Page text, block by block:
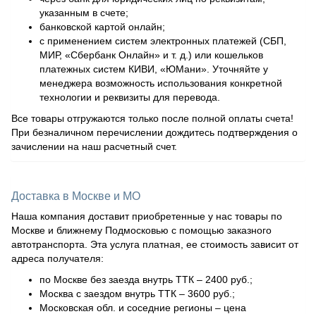
указанным в счете;
банковской картой онлайн;
с применением систем электронных платежей (СБП,
МИР, «Сбербанк Онлайн» и т. д.) или кошельков
платежных систем КИВИ, «ЮМани». Уточняйте у
менеджера возможность использования конкретной
технологии и реквизиты для перевода.
Все товары отгружаются только после полной оплаты счета!
При безналичном перечислении дождитесь подтверждения о
зачислении на наш расчетный счет.
Доставка в Москве и МО
Наша компания доставит приобретенные у нас товары по
Москве и ближнему Подмосковью с помощью заказного
автотранспорта. Эта услуга платная, ее стоимость зависит от
адреса получателя:
по Москве без заезда внутрь ТТК – 2400 руб.;
Москва с заездом внутрь ТТК – 3600 руб.;
Московская обл. и соседние регионы – цена